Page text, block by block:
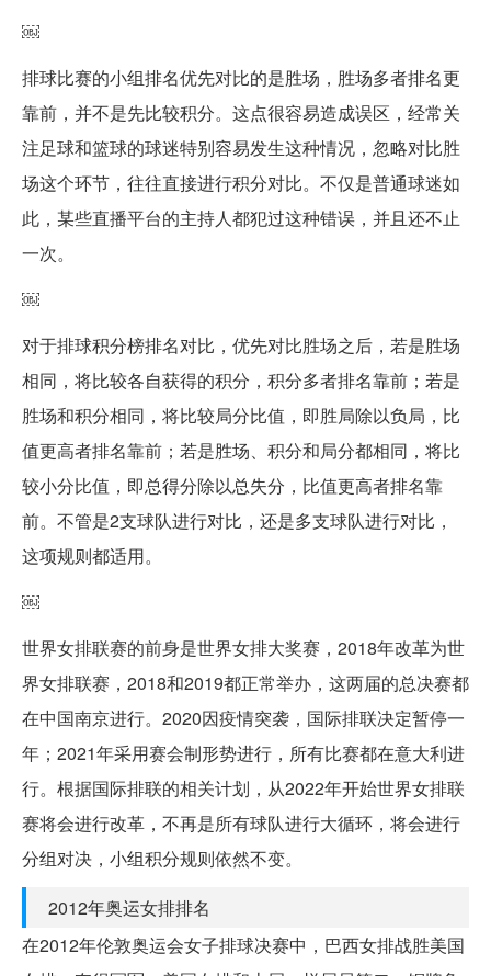
￼
排球比赛的小组排名优先对比的是胜场，胜场多者排名更
靠前，并不是先比较积分。这点很容易造成误区，经常关
注足球和篮球的球迷特别容易发生这种情况，忽略对比胜
场这个环节，往往直接进行积分对比。不仅是普通球迷如
此，某些直播平台的主持人都犯过这种错误，并且还不止
一次。
￼
对于排球积分榜排名对比，优先对比胜场之后，若是胜场
相同，将比较各自获得的积分，积分多者排名靠前；若是
胜场和积分相同，将比较局分比值，即胜局除以负局，比
值更高者排名靠前；若是胜场、积分和局分都相同，将比
较小分比值，即总得分除以总失分，比值更高者排名靠
前。不管是2支球队进行对比，还是多支球队进行对比，
这项规则都适用。
￼
世界女排联赛的前身是世界女排大奖赛，2018年改革为世
界女排联赛，2018和2019都正常举办，这两届的总决赛都
在中国南京进行。2020因疫情突袭，国际排联决定暂停一
年；2021年采用赛会制形势进行，所有比赛都在意大利进
行。根据国际排联的相关计划，从2022年开始世界女排联
赛将会进行改革，不再是所有球队进行大循环，将会进行
分组对决，小组积分规则依然不变。
2012年奥运女排排名
在2012年伦敦奥运会女子排球决赛中，巴西女排战胜美国